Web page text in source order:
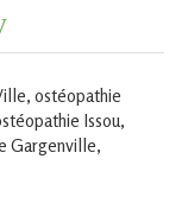
, ostéopathie
Issou,
Gargenville,